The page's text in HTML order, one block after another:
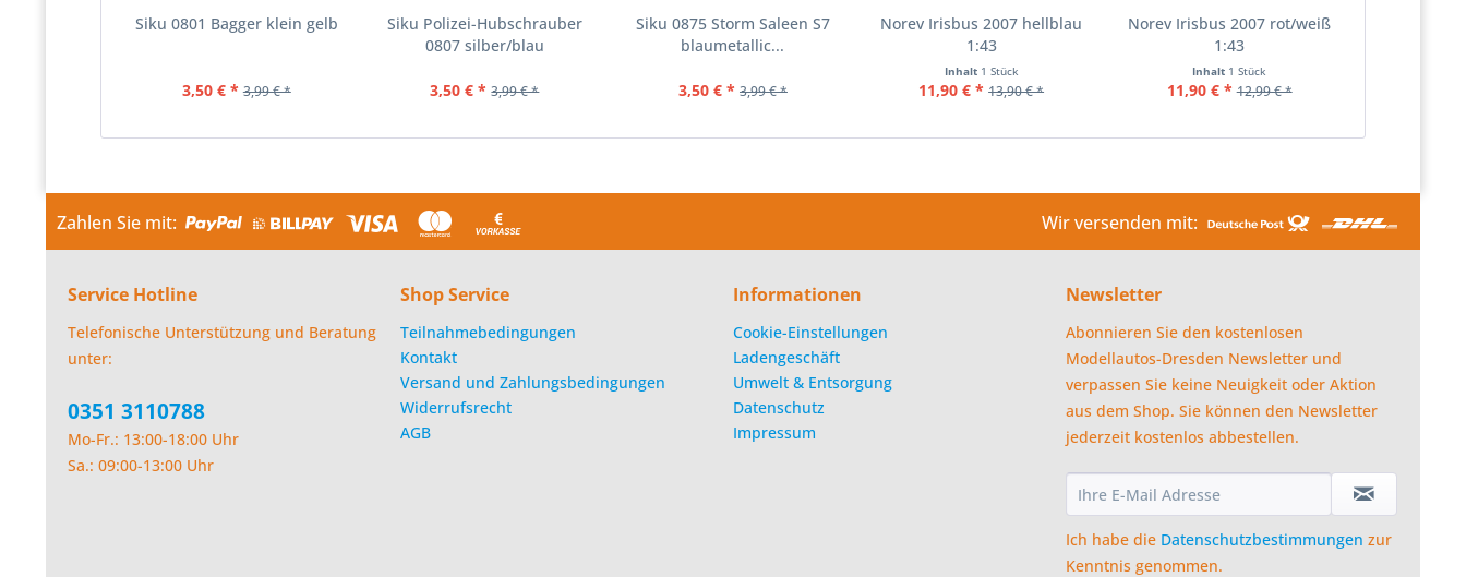
Siku 0801 Bagger klein gelb
3,50 € * 3,99 € *
Siku Polizei-Hubschrauber
0807 silber/blau
3,50 € * 3,99 € *
Siku 0875 Storm Saleen S7
blaumetallic...
3,50 € * 3,99 € *
Norev Irisbus 2007 hellblau
1:43
Inhalt 1 Stück
11,90 € * 13,90 € *
Norev Irisbus 2007 rot/weiß
1:43
Inhalt 1 Stück
11,90 € * 12,99 € *
Zahlen Sie mit: Wir versenden mit:
Service Hotline
Telefonische Unterstützung und Beratung
unter:
0351 3110788
Mo-Fr.: 13:00-18:00 Uhr
Sa.: 09:00-13:00 Uhr
Shop Service
Teilnahmebedingungen
Kontakt
Versand und Zahlungsbedingungen
Widerrufsrecht
AGB
Informationen
Cookie-Einstellungen
Ladengeschäft
Umwelt & Entsorgung
Datenschutz
Impressum
Newsletter
Abonnieren Sie den kostenlosen
Modellautos-Dresden Newsletter und
verpassen Sie keine Neuigkeit oder Aktion
aus dem Shop. Sie können den Newsletter
jederzeit kostenlos abbestellen.
Ich habe die Datenschutzbestimmungen zur
Kenntnis genommen.